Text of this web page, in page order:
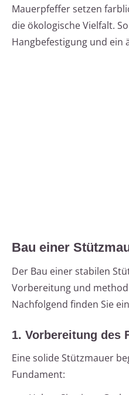
Mauerpfeffer setzen
die ökologische Vielfalt.
Hangbefestigung und ein
Bau einer
Der Bau einer stabilen
Vorbereitung und
Nachfolgend finden Sie
1. Vorbereitung des
Eine solide Stützmauer
Fundament: